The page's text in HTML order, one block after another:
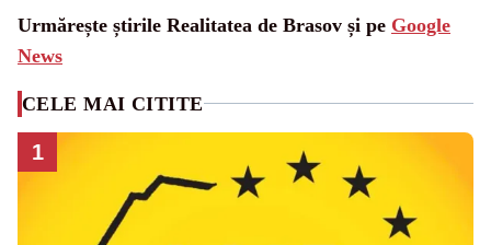
Urmărește știrile Realitatea de Brasov și pe Google
News
CELE MAI CITITE
1